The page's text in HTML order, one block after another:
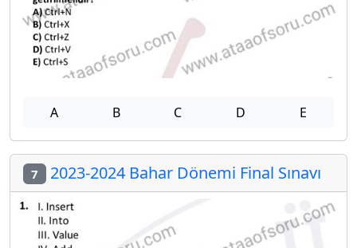
A B C D E
7 2023-2024 Bahar Dönemi Final Sınavı